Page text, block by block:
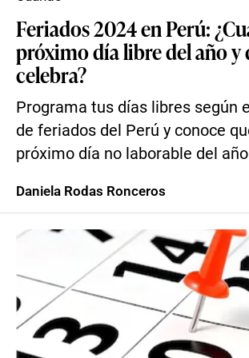
Feriados 2024 en Perú:
próximo día libre del año y
celebra?
Programa tus días libres según
de feriados del Perú y conoce
próximo día no laborable del
Daniela Rodas Ronceros